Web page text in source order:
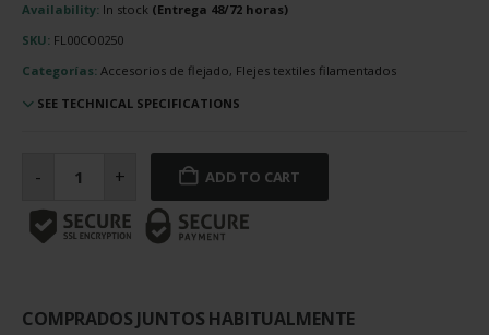
Availability: In stock
SKU: FL00CO0250
Categorías: Accesorios de flejado, Flejes textiles filamentados
SEE TECHNICAL SPECIFICATIONS
- metálicas
para
de
25
mm
+ ADD TO CART
COMPRADOS JUNTOS HABITUALMENTE